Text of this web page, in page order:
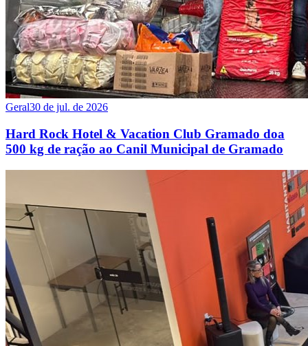
Geral30 de jul. de 2026
Hard Rock Hotel & Vacation Club Gramado doa
500 kg de ração ao Canil Municipal de Gramado